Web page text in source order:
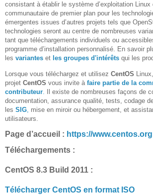
consistant à établir le système d’exploitation
communautaire de premier plan pour les
émergentes issues d’autres projets tels que
technologies seront au centre de nombreuses
tant que téléchargements individuels ou
programme d’installation personnalisé. En savoir
les variantes et les groupes d'intérêts qui les
Lorsque vous téléchargez et utilisez CentOS
projet CentOS vous invite à faire partie de la
contributeur.
Il existe de nombreuses façons de
documentation, assurance qualité, tests, codage
les SIG, mise en miroir ou hébergement, et
utilisateurs.
Page d’accueil : https://www.centos.org
Téléchargements :
CentOS 8.3 Build 2011 :
Télécharger CentOS en format ISO